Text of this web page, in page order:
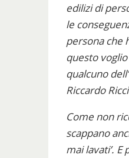
edilizi di
le
persona che
questo
qualcuno
Riccardo
Come non
scappano
mai lavati’.